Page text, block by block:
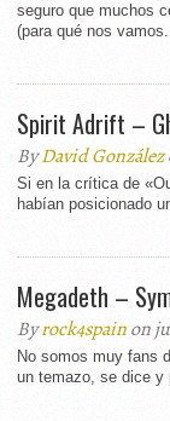
seguro que muchos
(para qué nos
Spirit Adrift –
ByDavid González
Si en la crítica de
habían posicionado
Megadeth –
Byrock4spainon
No somos muy fans
un temazo, se dice y